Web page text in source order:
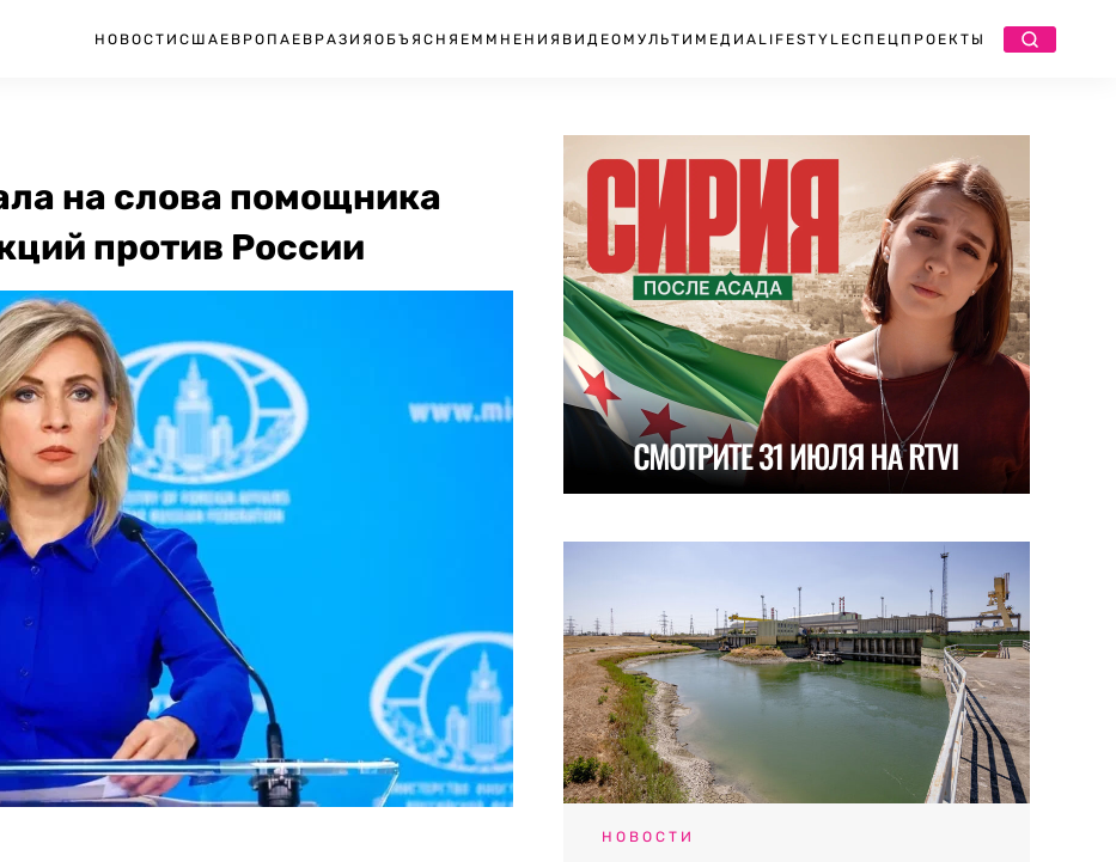
НОВОСТИ США ЕВРОПА ЕВРАЗИЯ ОБЪЯСНЯЕМ МНЕНИЯ ВИДЕО МУЛЬТИМЕДИА LIFESTYLEСПЕЦПРОЕКТЫ
на слова помощника
против России
НОВОСТИ